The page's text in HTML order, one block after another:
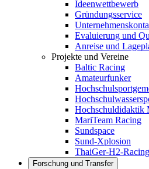
Ideenwettbewerb
Gründungsservice
Evaluierung und
Anreise und
Projekte und Vereine
Baltic Racing
Amateurfunker
Hochschuldidaktik
MariTeam Racing
Sundspace
Sund-Xplosion
ThaiGer-H2-Racing
Forschung und Transfer